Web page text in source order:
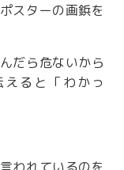
スターの画鋲を
だら危ないから
ると「わかっ